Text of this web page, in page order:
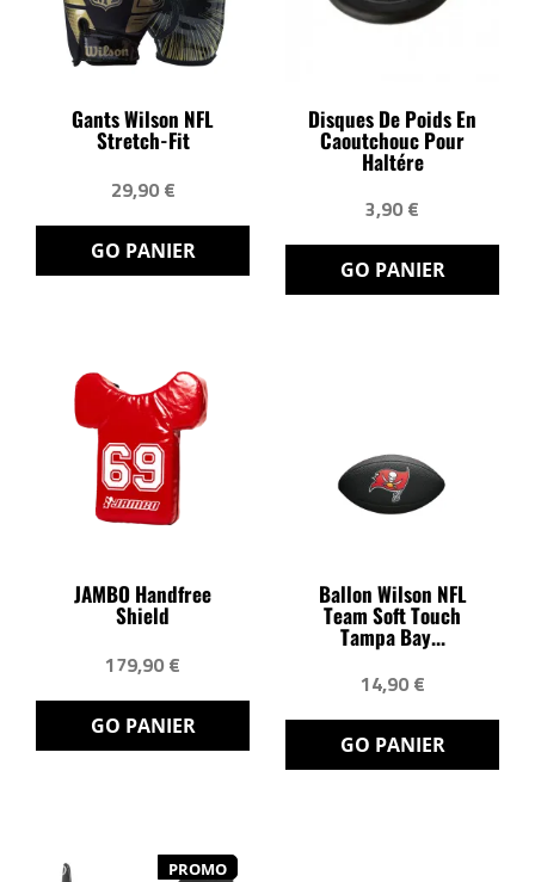
Gants Wilson NFL
Stretch-Fit
29,90 €
GO PANIER
Disques De Poids En
Caoutchouc Pour
Haltére
3,90 €
GO PANIER
JAMBO Handfree
Shield
179,90 €
GO PANIER
Ballon Wilson NFL
Team Soft Touch
Tampa Bay...
14,90 €
GO PANIER
PROMO